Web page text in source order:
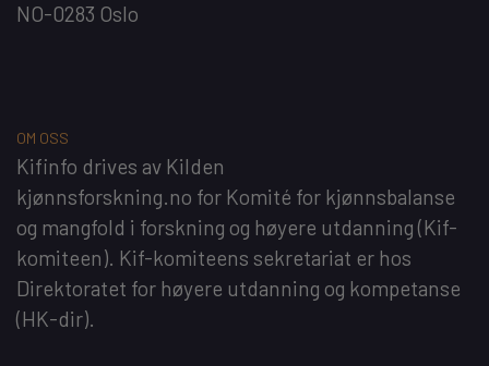
NO-0283 Oslo
OM OSS
Kifinfo drives av Kilden
kjønnsforskning.no for Komité for kjønnsbalanse
og mangfold i forskning og høyere utdanning(Kif-
komiteen). Kif-komiteens sekretariat er hos
Direktoratet for høyere utdanning og kompetanse
(HK-dir).